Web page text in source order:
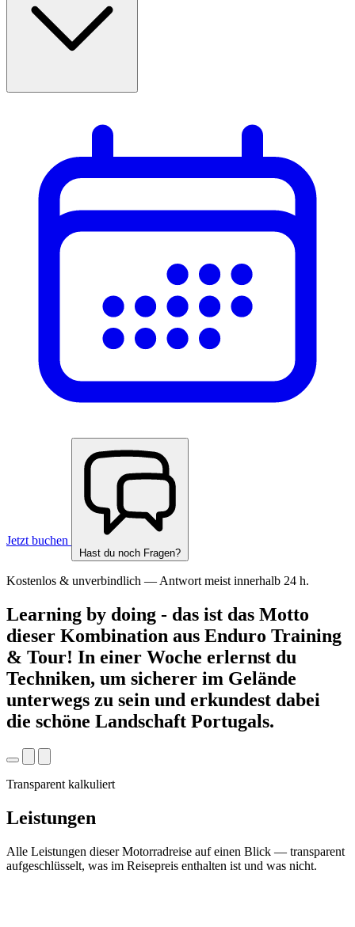
Jetzt buchen
Hast du noch Fragen?
Kostenlos & unverbindlich — Antwort meist innerhalb 24 h.
Learning by doing - das ist das Motto
dieser Kombination aus Enduro Training
& Tour! In einer Woche erlernst du
Techniken, um sicherer im Gelände
unterwegs zu sein und erkundest dabei
die schöne Landschaft Portugals.
Transparent kalkuliert
Leistungen
Alle Leistungen dieser Motorradreise auf einen Blick — transparent
aufgeschlüsselt, was im Reisepreis enthalten ist und was nicht.